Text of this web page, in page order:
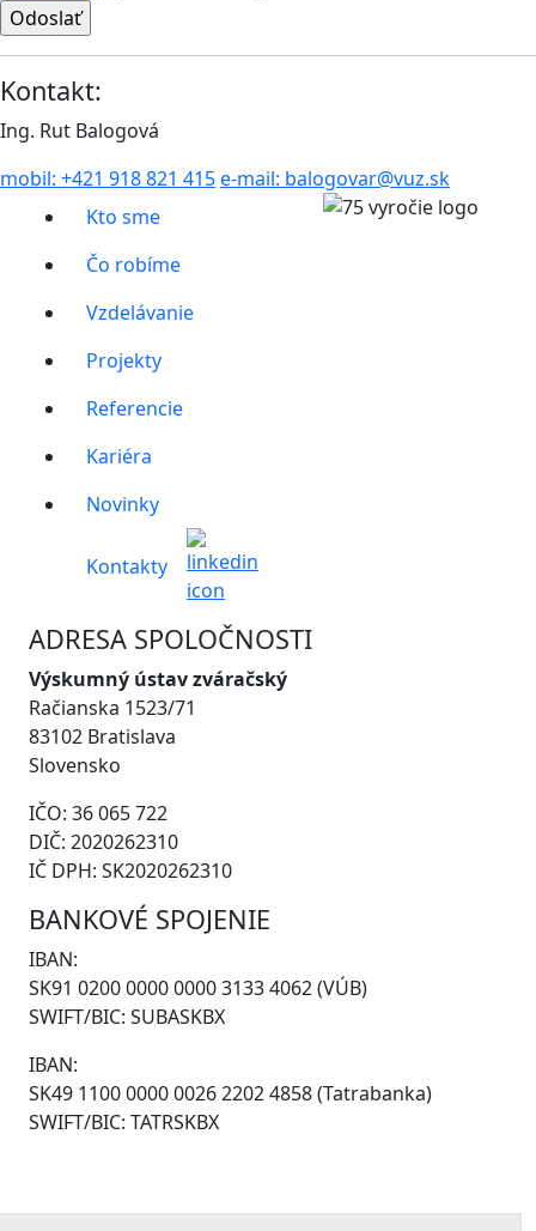
Kontakt:
Ing. Rut Balogová
mobil: +421 918 821 415e-mail: balogovar@vuz.sk
Kto sme
Čo robíme
Vzdelávanie
Projekty
Referencie
Kariéra
Novinky
Kontakty
ADRESA SPOLOČNOSTI
Výskumný ústav zváračský
Račianska 1523/71
83102 Bratislava
Slovensko
IČO: 36 065 722
DIČ: 2020262310
IČ DPH: SK2020262310
BANKOVÉ SPOJENIE
IBAN:
SK91 0200 0000 0000 3133 4062 (VÚB)
SWIFT/BIC: SUBASKBX
IBAN:
SK49 1100 0000 0026 2202 4858 (Tatrabanka)
SWIFT/BIC: TATRSKBX